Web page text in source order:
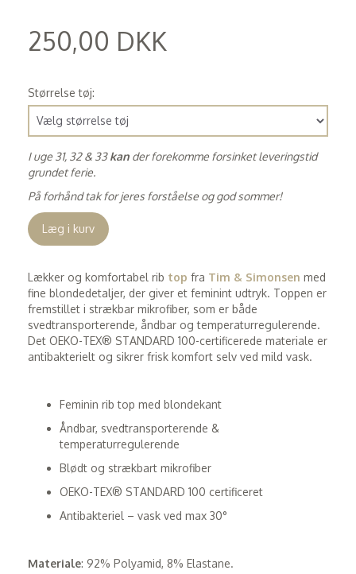
250,00 DKK
Størrelse tøj:
I uge 31, 32 & 33kan der forekomme forsinket leveringstid
grundet ferie.
På forhånd tak for jeres forståelse og god sommer!
Læg i kurv
Lækker og komfortabel rib top fra Tim & Simonsen med
fine blondedetaljer, der giver et feminint udtryk. Toppen er
fremstillet i strækbar mikrofiber, som er både
svedtransporterende, åndbar og temperaturregulerende.
Det OEKO-TEX® STANDARD 100-certificerede materiale er
antibakterielt og sikrer frisk komfort selv ved mild vask.
Feminin rib top med blondekant
Åndbar, svedtransporterende &
temperaturregulerende
Blødt og strækbart mikrofiber
OEKO-TEX® STANDARD 100 certificeret
Antibakteriel – vask ved max 30°
Materiale: 92% Polyamid, 8% Elastane.